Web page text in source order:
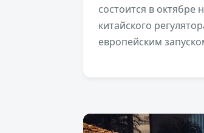
состоится в
китайского
европейским